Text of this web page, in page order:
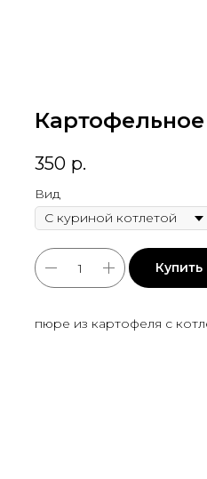
Картофельное
350 р.
Вид
Купить
пюре из картофеля с